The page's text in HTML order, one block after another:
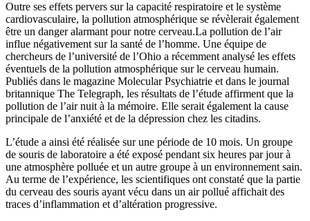
Outre ses effets pervers sur la capacité respiratoire et le système
cardiovasculaire, la pollution atmosphérique se révèlerait également
être un danger alarmant pour notre cerveau.La pollution de l’air
influe négativement sur la santé de l’homme. Une équipe de
chercheurs de l’université de l’Ohio a récemment analysé les effets
éventuels de la pollution atmosphérique sur le cerveau humain.
Publiés dans le magazine Molecular Psychiatrie et dans le journal
britannique The Telegraph, les résultats de l’étude affirment que la
pollution de l’air nuit à la mémoire. Elle serait également la cause
principale de l’anxiété et de la dépression chez les citadins.
L’étude a ainsi été réalisée sur une période de 10 mois. Un groupe
de souris de laboratoire a été exposé pendant six heures par jour à
une atmosphère polluée et un autre groupe à un environnement sain.
Au terme de l’expérience, les scientifiques ont constaté que la partie
du cerveau des souris ayant vécu dans un air pollué affichait des
traces d’inflammation et d’altération progressive.